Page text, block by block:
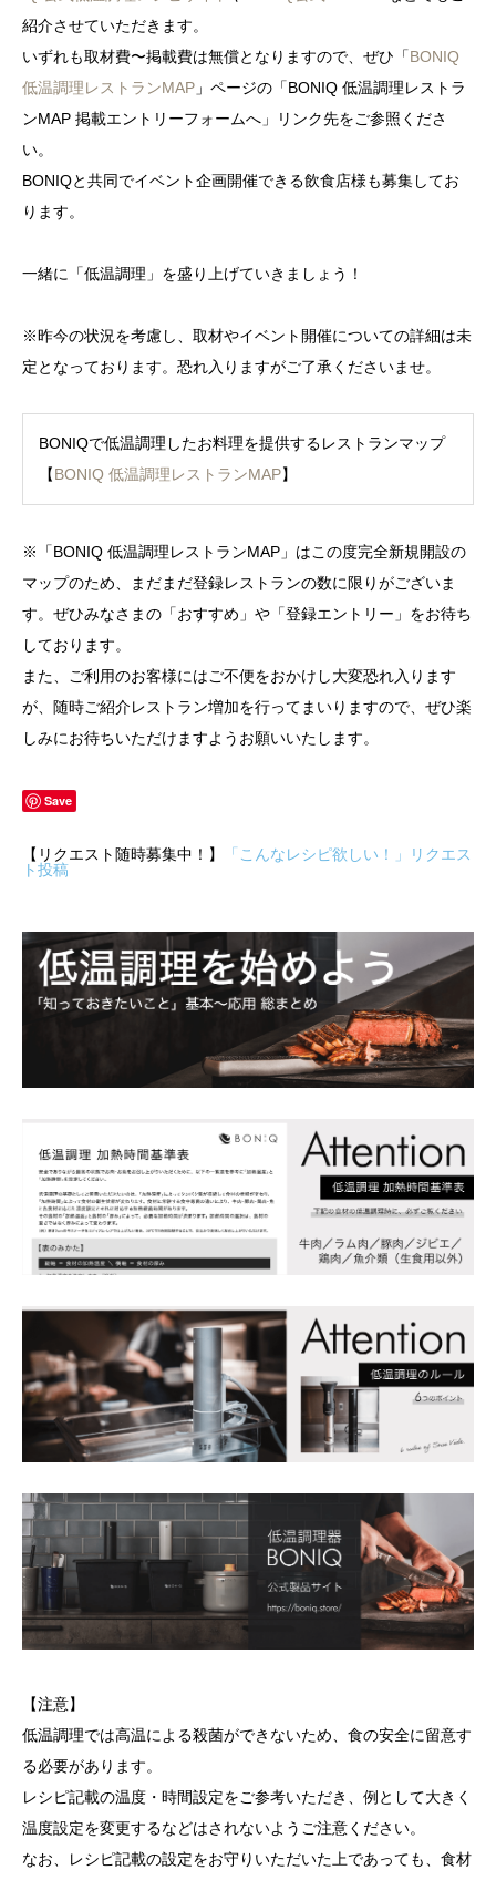
紹介させていただきます。
いずれも取材費〜掲載費は無償となりますので、ぜひ「BONIQ
低温調理レストランMAP 」ページの「BONIQ 低温調理レストラ
ンMAP 掲載エントリーフォームへ」リンク先をご参照くださ
い。
BONIQと共同でイベント企画開催できる飲食店様も募集してお
ります。
一緒に「低温調理」を盛り上げていきましょう！
※昨今の状況を考慮し、取材やイベント開催についての詳細は未
定となっております。恐れ入りますがご了承くださいませ。
BONIQで低温調理したお料理を提供するレストランマップ
【BONIQ 低温調理レストランMAP】
※「BONIQ 低温調理レストランMAP」はこの度完全新規開設の
マップのため、まだまだ登録レストランの数に限りがございま
す。ぜひみなさまの「おすすめ」や「登録エントリー」をお待ち
しております。
また、ご利用のお客様にはご不便をおかけし大変恐れ入ります
が、随時ご紹介レストラン増加を行ってまいりますので、ぜひ楽
しみにお待ちいただけますようお願いいたします。
Save
【リクエスト随時募集中！】
「こんなレシピ欲しい！」リクエス
ト投稿
【注意】
低温調理では高温による殺菌ができないため、食の安全に留意す
る必要があります。
レシピ記載の温度・時間設定をご参考いただき、例として大きく
温度設定を変更するなどはされないようご注意ください。
なお、レシピ記載の設定をお守りいただいた上であっても、食材